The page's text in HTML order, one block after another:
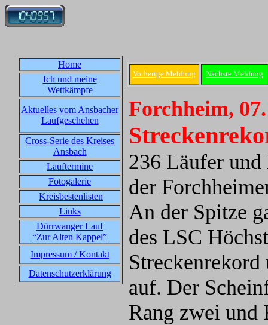
Home
Ich und meine
Wettkämpfe
Aktuelles vom Ansbacher
Laufgeschehen
Cross-Serie des Kreises
Ansbach
Lauftermine
Fotogalerie
Kreisbestenlisten
Links
Dürrwanger Lauf
“Zur Alten Kappel”
Impressum / Kontakt
Datenschutzerklärung
Vorherige Meldung Nächste Meldung
Forchheim,
236 Läufer
der
An der Spitze
des LSC
auf. Der
Rang zwei und